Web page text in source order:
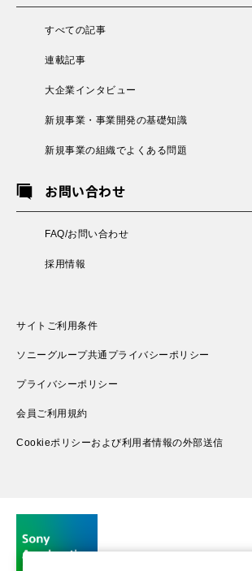
すべての記事
連載記事
大企業インタビュー
新規事業・事業開発の基礎知識
新規事業の組織でよくある問題
お問い合わせ
FAQ/お問い合わせ
採用情報
サイトご利用条件
ソニーグループ共通プライバシーポリシー
プライバシーポリシー
会員ご利用規約
Cookieポリシーおよび利用者情報の外部送信